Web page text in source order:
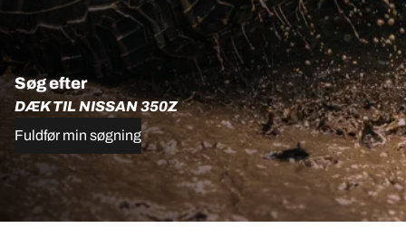
Søg efter
DÆK TIL NISSAN 350Z
Fuldfør min søgning